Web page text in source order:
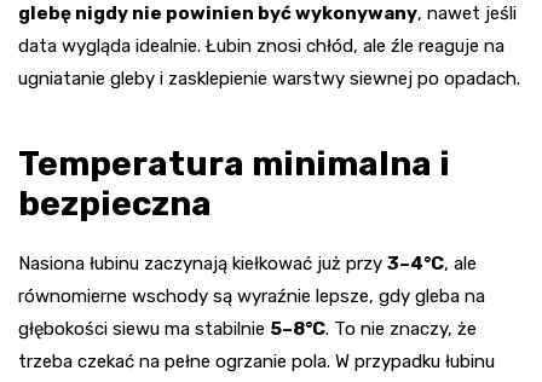
glebę nigdy nie powinien być wykonywany, nawet jeśli
data wygląda idealnie. Łubin znosi chłód, ale źle reaguje na
ugniatanie gleby i zasklepienie warstwy siewnej po opadach.
Temperatura minimalna i
bezpieczna
Nasiona łubinu zaczynają kiełkować już przy 3–4°C, ale
równomierne wschody są wyraźnie lepsze, gdy gleba na
głębokości siewu ma stabilnie 5–8°C. To nie znaczy, że
trzeba czekać na pełne ogrzanie pola. W przypadku łubinu